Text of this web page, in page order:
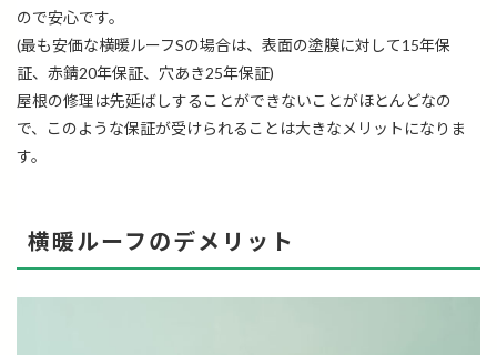
ので安心です。
(最も安価な横暖ルーフSの場合は、表面の塗膜に対して15年保
証、赤錆20年保証、穴あき25年保証)
屋根の修理は先延ばしすることができないことがほとんどなの
で、このような保証が受けられることは大きなメリットになりま
す。
横暖ルーフのデメリット